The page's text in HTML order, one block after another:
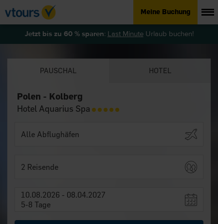
Meine Buchung
Jetzt bis zu 60 % sparen: Last MinuteUrlaub buchen!
PAUSCHAL HOTEL
Polen - Kolberg
Hotel Aquarius Spa
2 Reisende
10.08.2026 - 08.04.2027
5-8 Tage